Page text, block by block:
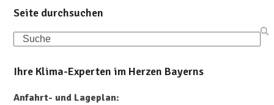
Seite durchsuchen
Search
Ihre Klima-Experten im Herzen Bayerns
Anfahrt- und Lageplan: